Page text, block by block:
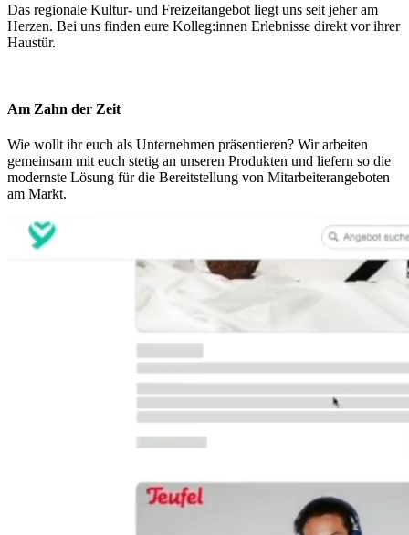
Das regionale Kultur- und Freizeitangebot liegt uns seit jeher am
Herzen. Bei uns finden eure Kolleg:innen Erlebnisse direkt vor ihrer
Haustür.
Am Zahn der Zeit
Wie wollt ihr euch als Unternehmen präsentieren? Wir arbeiten
gemeinsam mit euch stetig an unseren Produkten und liefern so die
modernste Lösung für die Bereitstellung von Mitarbeiterangeboten
am Markt.